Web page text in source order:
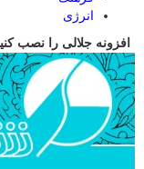
انرژی
افزونه جلالی را نصب